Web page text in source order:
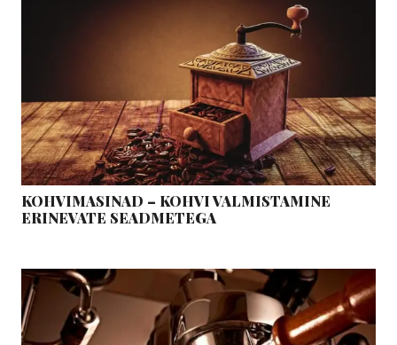
KOHVIMASINAD – KOHVI VALMISTAMINE
ERINEVATE SEADMETEGA